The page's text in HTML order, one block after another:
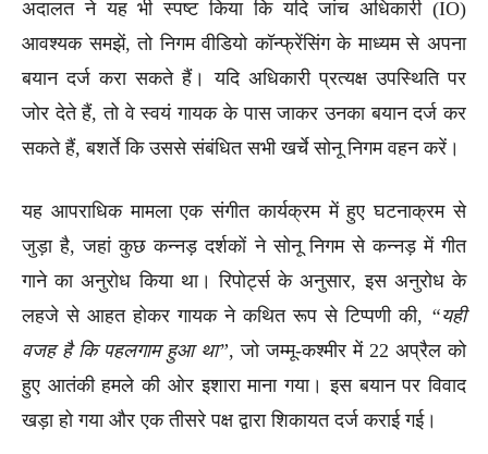
अदालत ने यह भी स्पष्ट किया कि यदि जांच अधिकारी (IO)
आवश्यक समझें, तो निगम वीडियो कॉन्फ्रेंसिंग के माध्यम से अपना
बयान दर्ज करा सकते हैं। यदि अधिकारी प्रत्यक्ष उपस्थिति पर
जोर देते हैं, तो वे स्वयं गायक के पास जाकर उनका बयान दर्ज कर
सकते हैं, बशर्ते कि उससे संबंधित सभी खर्चे सोनू निगम वहन करें।
यह आपराधिक मामला एक संगीत कार्यक्रम में हुए घटनाक्रम से
जुड़ा है, जहां कुछ कन्नड़ दर्शकों ने सोनू निगम से कन्नड़ में गीत
गाने का अनुरोध किया था। रिपोर्ट्स के अनुसार, इस अनुरोध के
लहजे से आहत होकर गायक ने कथित रूप से टिप्पणी की, “यही
वजह है कि पहलगाम हुआ था”, जो जम्मू-कश्मीर में 22 अप्रैल को
हुए आतंकी हमले की ओर इशारा माना गया। इस बयान पर विवाद
खड़ा हो गया और एक तीसरे पक्ष द्वारा शिकायत दर्ज कराई गई।